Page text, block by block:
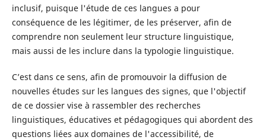
inclusif, puisque l'étude de ces langues a pour
conséquence de les légitimer, de les préserver, afin de
comprendre non seulement leur structure linguistique,
mais aussi de les inclure dans la typologie linguistique.
C’est dans ce sens, afin de promouvoir la diffusion de
nouvelles études sur les langues des signes, que l'objectif
de ce dossier vise à rassembler des recherches
linguistiques, éducatives et pédagogiques qui abordent des
questions liées aux domaines de l'accessibilité, de